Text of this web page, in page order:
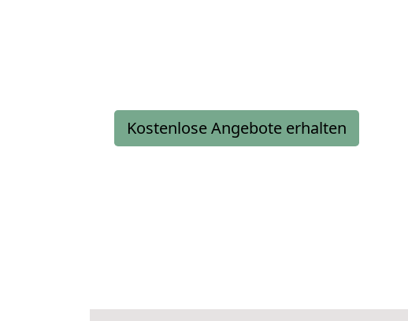
Kostenlose Angebote erhalten